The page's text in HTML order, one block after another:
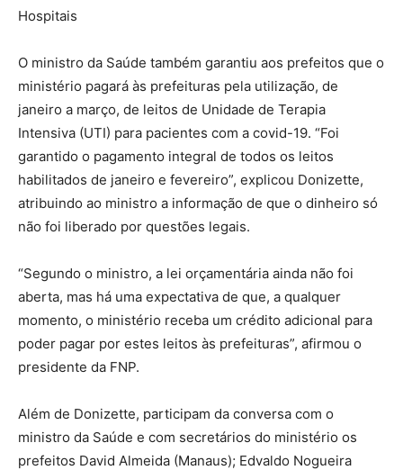
Hospitais
O ministro da Saúde também garantiu aos prefeitos que o
ministério pagará às prefeituras pela utilização, de
janeiro a março, de leitos de Unidade de Terapia
Intensiva (UTI) para pacientes com a covid-19. “Foi
garantido o pagamento integral de todos os leitos
habilitados de janeiro e fevereiro”, explicou Donizette,
atribuindo ao ministro a informação de que o dinheiro só
não foi liberado por questões legais.
“Segundo o ministro, a lei orçamentária ainda não foi
aberta, mas há uma expectativa de que, a qualquer
momento, o ministério receba um crédito adicional para
poder pagar por estes leitos às prefeituras”, afirmou o
presidente da FNP.
Além de Donizette, participam da conversa com o
ministro da Saúde e com secretários do ministério os
prefeitos David Almeida (Manaus); Edvaldo Nogueira